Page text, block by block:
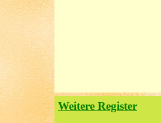
Weitere Register